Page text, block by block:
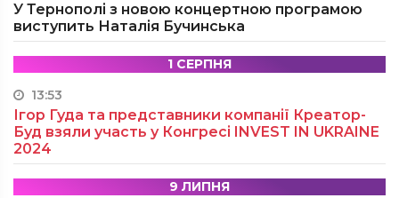
У Тернополі з новою концертною програмою
виступить Наталія Бучинська
1 СЕРПНЯ
13:53
Ігор Гуда та представники компанії Креатор-
Буд взяли участь у Конгресі INVEST IN UKRAINE
2024
9 ЛИПНЯ